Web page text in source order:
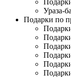
Ураза-
Подарки по